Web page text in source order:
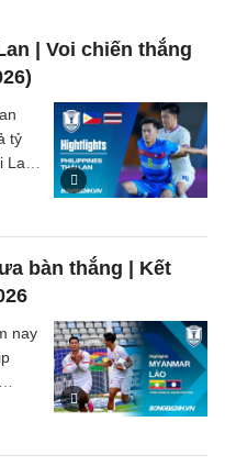
| Voi chiến thắng
tỷ
Lan
bàn thắng | Kết
nay